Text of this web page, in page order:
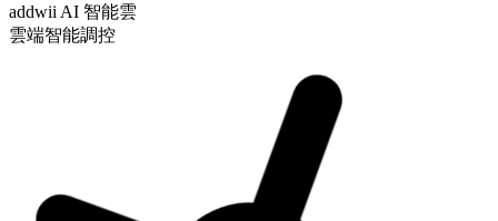
addwii AI 智能雲
雲端智能調控